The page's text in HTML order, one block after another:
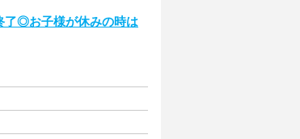
了◎お子様が休みの時は